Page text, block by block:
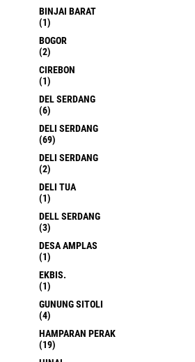
BINJAI BARAT
(1)
BOGOR
(2)
CIREBON
(1)
DEL SERDANG
(6)
DELI SERDANG
(69)
DELI SERDANG
(2)
DELI TUA
(1)
DELL SERDANG
(3)
DESA AMPLAS
(1)
EKBIS.
(1)
GUNUNG SITOLI
(4)
HAMPARAN PERAK
(19)